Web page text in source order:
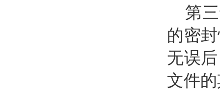
第
的密
无误
文件